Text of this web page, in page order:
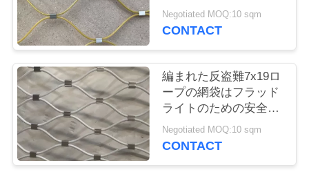
絡
し
な
さ
い
引
たバルコニーのInfillを
一致させるため
Negotiated MOQ:10 sqm
CONTACT
編まれた反盗難7x19ロ
ープの網袋はフラッド
ライトのための安全な
網を落とす
Negotiated MOQ:10 sqm
CONTACT